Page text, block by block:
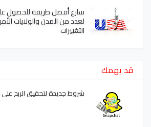
سارع أفضل طريقة للحصول
لعدد من المدن والولايات
التغييرات
قد يهمك
شروط جديدة لتحقيق الربح